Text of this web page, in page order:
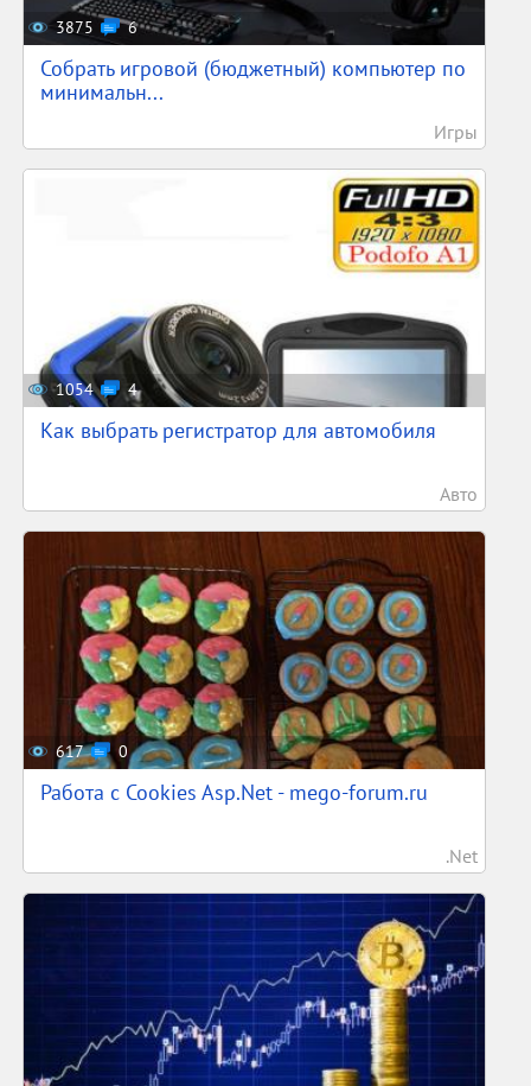
3875 6
Собрать игровой (бюджетный) компьютер по
минимальн...
Игры
1054 4
Как выбрать регистратор для автомобиля
Авто
617 0
Работа с Cookies Asp.Net - mego-forum.ru
.Net